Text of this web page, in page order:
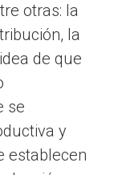
otras: la
la
de que
se
y
establecen